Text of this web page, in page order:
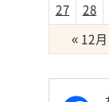
27
28
« 12月